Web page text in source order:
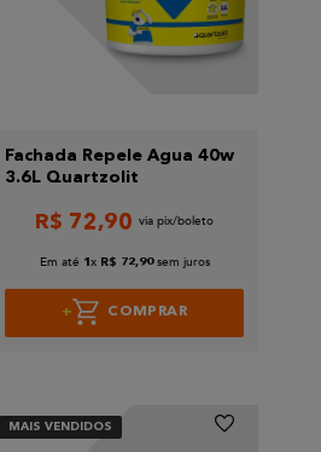
Fachada Repele Agua 40w
3.6L Quartzolit
R$ 72,90
Em até 1 x R$ 72,90 sem juros
COMPRAR
MAIS VENDIDOS